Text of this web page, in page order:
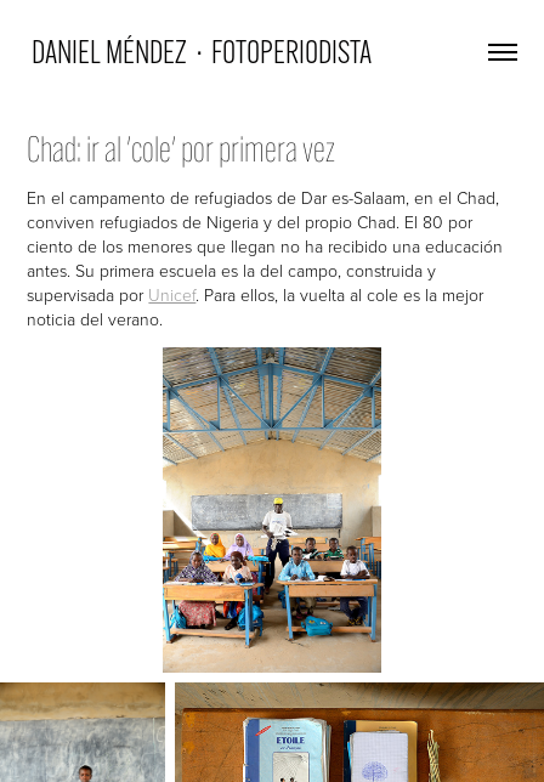
DANIEL MÉNDEZ  ·  FOTOPERIODISTA
Chad: ir al 'cole' por primera vez
En el campamento de refugiados de Dar es-Salaam, en el Chad,
conviven refugiados de Nigeria y del propio Chad. El 80 por
ciento de los menores que llegan no ha recibido una educación
antes. Su primera escuela es la del campo, construida y
supervisada por Unicef. Para ellos, la vuelta al cole es la mejor
noticia del verano.